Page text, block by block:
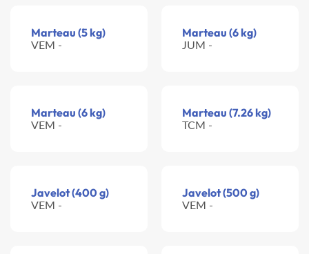
Marteau (5 kg)
VEM -
Marteau (6 kg)
JUM -
Marteau (6 kg)
VEM -
Marteau (7.26 kg)
TCM -
Javelot (400 g)
VEM -
Javelot (500 g)
VEM -